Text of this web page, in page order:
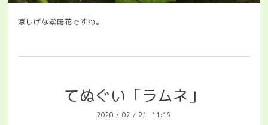
涼しげな紫陽花ですね。
てぬぐい「ラムネ」
2020 / 07 / 21 11:16